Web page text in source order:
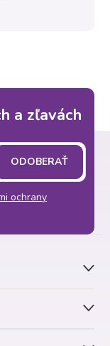
a zľavách
ochrany
ODOBERAŤ